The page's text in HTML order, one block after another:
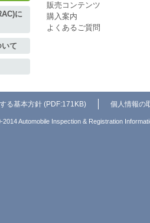
に
て
販売コンテンツ
購入案内
よくあるご質問
る基本方針 (PDF:171KB) 個人情報の
2014 Automobile Inspection & Registration